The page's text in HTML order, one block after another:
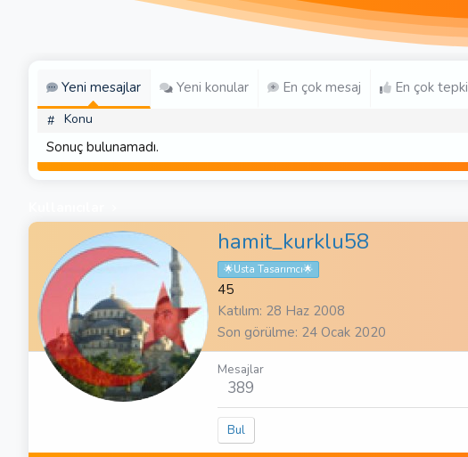
Yeni mesajlar Yeni konular En çok mesaj En çok tepki
# Konu
Sonuç bulunamadı.
hamit_kurklu58
🌟Usta Tasarımcı🌟
45
Katılım 28 Haz 2008
Son görülme 24 Ocak 2020
Mesajlar
389
Bul